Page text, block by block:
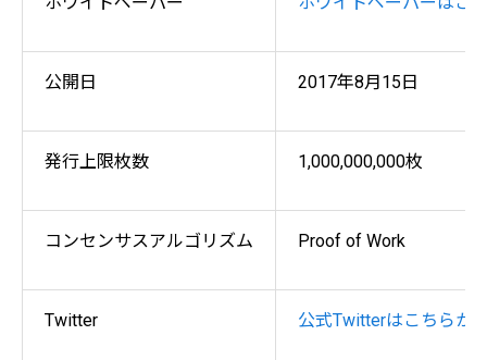
公開日 2017年8月15日
発行上限枚数 1,000,000,000枚
コンセンサスアルゴリズム Proof of Work
Twitter 公式Twitterはこちらか